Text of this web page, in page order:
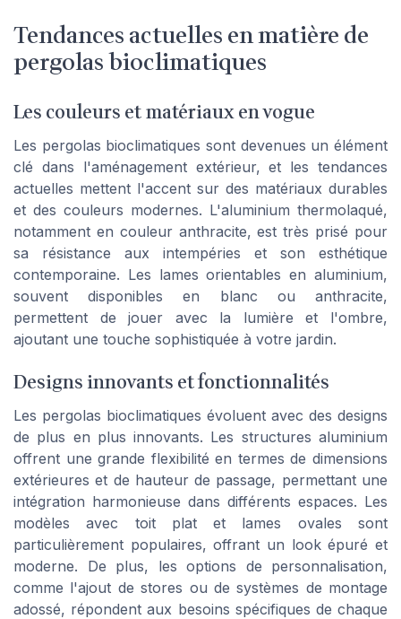
Tendances actuelles en matière de
pergolas bioclimatiques
Les couleurs et matériaux en vogue
Les pergolas bioclimatiques sont devenues un élément
clé dans l'aménagement extérieur, et les tendances
actuelles mettent l'accent sur des matériaux durables
et des couleurs modernes. L'aluminium thermolaqué,
notamment en couleur anthracite, est très prisé pour
sa résistance aux intempéries et son esthétique
contemporaine. Les lames orientables en aluminium,
souvent disponibles en blanc ou anthracite,
permettent de jouer avec la lumière et l'ombre,
ajoutant une touche sophistiquée à votre jardin.
Designs innovants et fonctionnalités
Les pergolas bioclimatiques évoluent avec des designs
de plus en plus innovants. Les structures aluminium
offrent une grande flexibilité en termes de dimensions
extérieures et de hauteur de passage, permettant une
intégration harmonieuse dans différents espaces. Les
modèles avec toit plat et lames ovales sont
particulièrement populaires, offrant un look épuré et
moderne. De plus, les options de personnalisation,
comme l'ajout de stores ou de systèmes de montage
adossé, répondent aux besoins spécifiques de chaque